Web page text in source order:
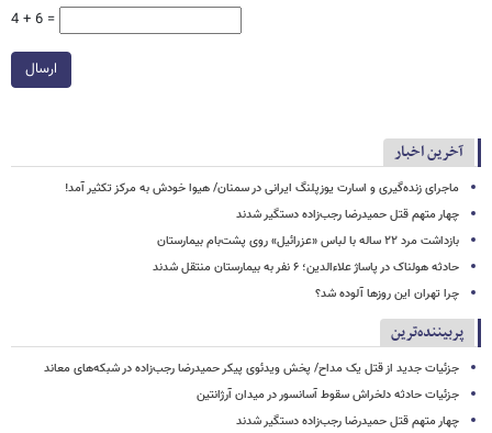
4 + 6 =
ارسال
آخرین اخبار
ماجرای زنده‌گیری و اسارت یوزپلنگ ایرانی در سمنان/ هیوا خودش به مرکز تکثیر آمد!
چهار متهم قتل حمیدرضا رجب‌زاده دستگیر شدند
بازداشت مرد ۲۲ ساله با لباس «عزرائیل» روی پشت‌بام بیمارستان
حادثه هولناک در پاساژ علاءالدین؛ ۶ نفر به بیمارستان منتقل شدند
چرا تهران این روزها آلوده شد؟
پربیننده‌ترین
جزئیات جدید از قتل یک مداح/ پخش ویدئوی پیکر حمیدرضا رجب‌زاده در شبکه‌های معاند
جزئیات حادثه دلخراش سقوط آسانسور در میدان آرژانتین
چهار متهم قتل حمیدرضا رجب‌زاده دستگیر شدند